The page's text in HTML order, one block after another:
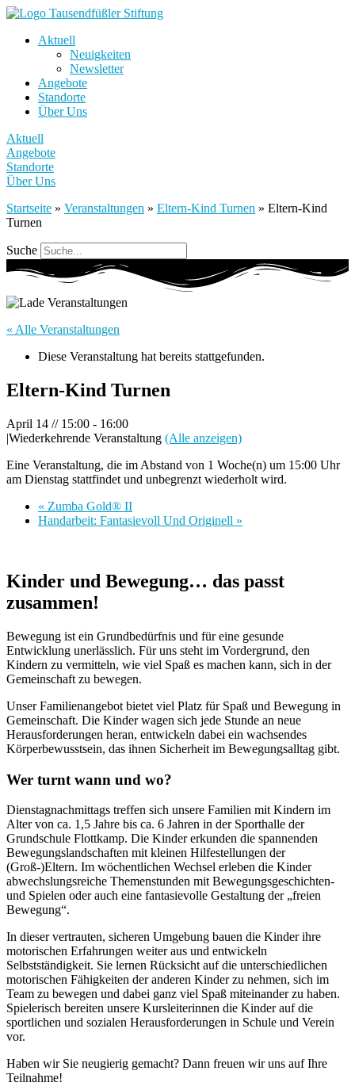
Aktuell
Neuigkeiten
Newsletter
Angebote
Standorte
Über Uns
Aktuell
Angebote
Standorte
Über Uns
Startseite » Veranstaltungen » Eltern-Kind Turnen » Eltern-Kind
Turnen
Suche
« Alle Veranstaltungen
Diese Veranstaltung hat bereits stattgefunden.
Eltern-Kind Turnen
April 14 // 15:00 - 16:00
|Wiederkehrende Veranstaltung (Alle anzeigen)
Eine Veranstaltung, die im Abstand von 1 Woche(n) um 15:00 Uhr
am Dienstag stattfindet und unbegrenzt wiederholt wird.
« Zumba Gold® II
Handarbeit: Fantasievoll Und Originell »
Kinder und Bewegung… das passt
zusammen!
Bewegung ist ein Grundbedürfnis und für eine gesunde
Entwicklung unerlässlich. Für uns steht im Vordergrund, den
Kindern zu vermitteln, wie viel Spaß es machen kann, sich in der
Gemeinschaft zu bewegen.
Unser Familienangebot bietet viel Platz für Spaß und Bewegung in
Gemeinschaft. Die Kinder wagen sich jede Stunde an neue
Herausforderungen heran, entwickeln dabei ein wachsendes
Körperbewusstsein, das ihnen Sicherheit im Bewegungsalltag gibt.
Wer turnt wann und wo?
Dienstagnachmittags treffen sich unsere Familien mit Kindern im
Alter von ca. 1,5 Jahre bis ca. 6 Jahren in der Sporthalle der
Grundschule Flottkamp. Die Kinder erkunden die spannenden
Bewegungslandschaften mit kleinen Hilfestellungen der
(Groß-)Eltern. Im wöchentlichen Wechsel erleben die Kinder
abwechslungsreiche Themenstunden mit Bewegungsgeschichten-
und Spielen oder auch eine fantasievolle Gestaltung der „freien
Bewegung“.
In dieser vertrauten, sicheren Umgebung bauen die Kinder ihre
motorischen Erfahrungen weiter aus und entwickeln
Selbstständigkeit. Sie lernen Rücksicht auf die unterschiedlichen
motorischen Fähigkeiten der anderen Kinder zu nehmen, sich im
Team zu bewegen und dabei ganz viel Spaß miteinander zu haben.
Spielerisch bereiten unsere Kursleiterinnen die Kinder auf die
sportlichen und sozialen Herausforderungen in Schule und Verein
vor.
Haben wir Sie neugierig gemacht? Dann freuen wir uns auf Ihre
Teilnahme!